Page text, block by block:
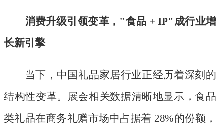
消费升级引领变革， "食品 + IP"成行业增
长新引擎
当下，中国礼品家居行业正经历着深刻的
结构性变革。展会相关数据清晰地显示，食品
类礼品在商务礼赠市场中占据着 28%的份额，